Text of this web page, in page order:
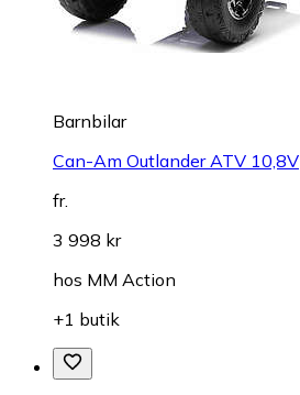
Barnbilar
Can-Am Outlander ATV 10,8V
fr.
3 998 kr
hos MM Action
+1 butik